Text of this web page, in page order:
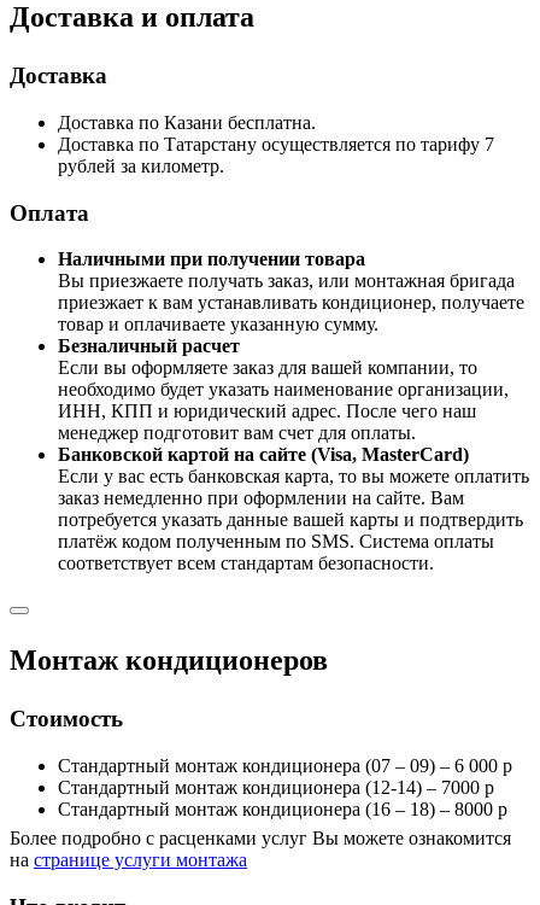
Доставка и оплата
Доставка
Доставка по Казани бесплатна.
Доставка по Татарстану осуществляется по тарифу 7
рублей за километр.
Оплата
Наличными при получении товара
Вы приезжаете получать заказ, или монтажная бригада
приезжает к вам устанавливать кондиционер, получаете
товар и оплачиваете указанную сумму.
Безналичный расчет
Если вы оформляете заказ для вашей компании, то
необходимо будет указать наименование организации,
ИНН, КПП и юридический адрес. После чего наш
менеджер подготовит вам счет для оплаты.
Банковской картой на сайте (Visa, MasterCard)
Если у вас есть банковская карта, то вы можете оплатить
заказ немедленно при оформлении на сайте. Вам
потребуется указать данные вашей карты и подтвердить
платёж кодом полученным по SMS. Система оплаты
соответствует всем стандартам безопасности.
Монтаж кондиционеров
Стоимость
Стандартный монтаж кондиционера (07 – 09) – 6 000 р
Стандартный монтаж кондиционера (12-14) – 7000 р
Стандартный монтаж кондиционера (16 – 18) – 8000 р
Более подробно с расценками услуг Вы можете ознакомится
на странице услуги монтажа